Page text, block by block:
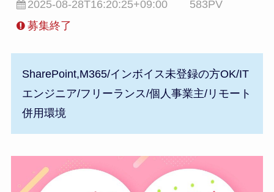
2025-08-28T16:20:25+09:00
583PV
募集終了
SharePoint,M365/インボイス未登録の方OK/IT
エンジニア/フリーランス/個人事業主/リモート
併用環境